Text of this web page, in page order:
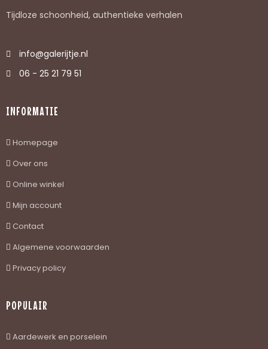
Tijdloze schoonheid, authentieke verhalen
info@galerijtje.nl
06 - 25 21 79 51
INFORMATIE
Homepage
Over ons
Online winkel
Mijn account
Contact
Algemene voorwaarden
Privacy policy
POPULAIR
Aardewerk en porselein